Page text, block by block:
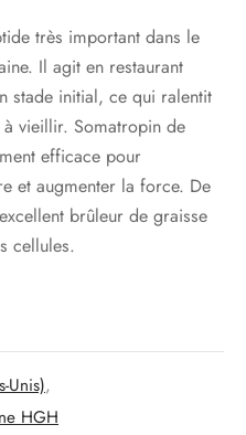
très important dans le
Il agit en restaurant
stade initial, ce qui ralentit
vieillir. Somatropin de
efficace pour
et augmenter la force. De
brûleur de graisse
cellules.
Unis),
HGH